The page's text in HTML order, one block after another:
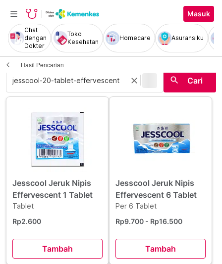
Masuk
Chat
dengan
Dokter
Toko
Kesehatan
Homecare Asuransiku
Hasil Pencarian
close search Cari
Jesscool Jeruk Nipis
Effervescent 1 Tablet
Tablet
Rp2.600
Tambah
Jesscool Jeruk Nipis
Effervescent 6 Tablet
Per 6 Tablet
Rp9.700 - Rp16.500
Tambah